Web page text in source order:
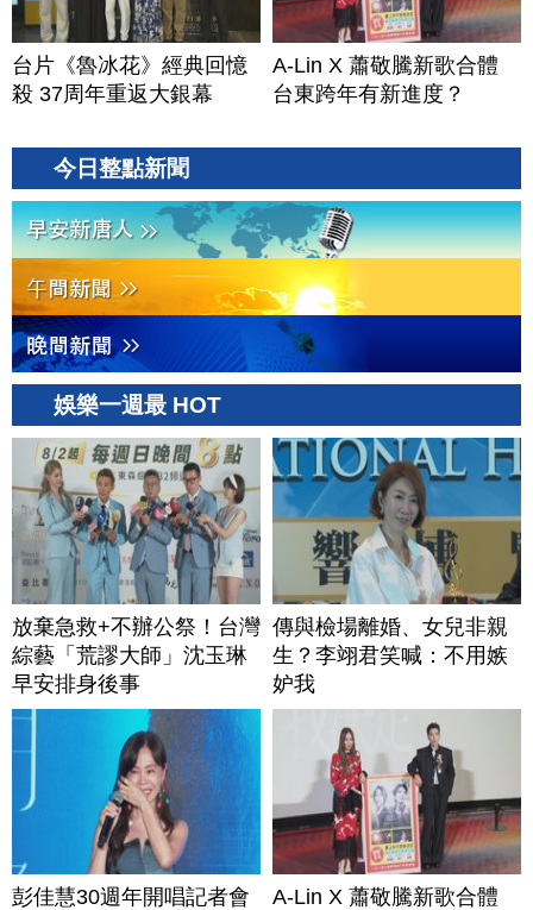
台片《魯冰花》經典回憶
殺 37周年重返大銀幕
A-Lin X 蕭敬騰新歌合體
台東跨年有新進度？
今日整點新聞
娛樂一週最 HOT
放棄急救+不辦公祭！台灣
綜藝「荒謬大師」沈玉琳
早安排身後事
傳與檢場離婚、女兒非親
生？李翊君笑喊：不用嫉
妒我
彭佳慧30週年開唱記者會
A-Lin X 蕭敬騰新歌合體